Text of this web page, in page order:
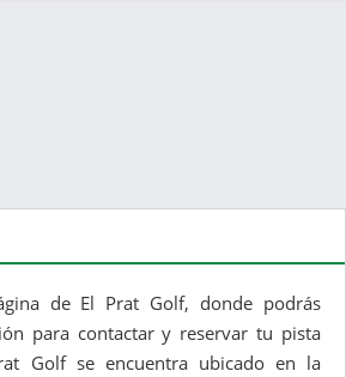
de El Prat Golf, donde podrás
para contactar y reservar tu pista
Golf se encuentra ubicado en la